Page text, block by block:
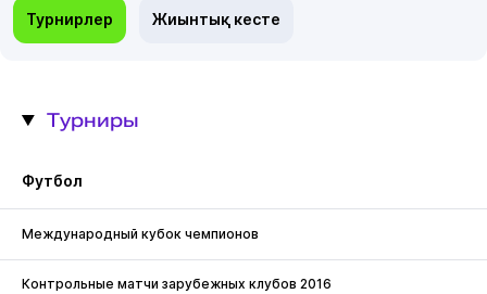
Турнирлер Жиынтық кесте
Турниры
Футбол
Международный кубок чемпионов
Контрольные матчи зарубежных клубов 2016